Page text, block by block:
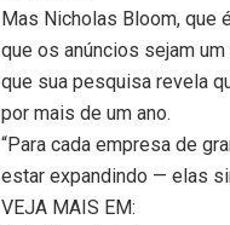
Mas Nicholas Bloom, que
que os anúncios sejam
que sua pesquisa revela
por mais de um ano.
“Para cada empresa de
estar expandindo — elas
VEJA MAIS EM: